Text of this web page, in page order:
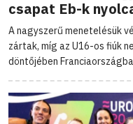
csapat Eb-k
A nagyszerű menetelésük
zártak, míg az U16-os fiúk
döntőjében